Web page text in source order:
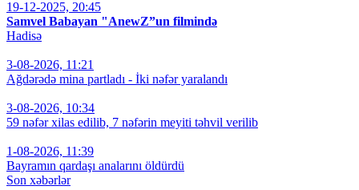
19-12-2025, 20:45
Samvel Babayan "AnewZ”un filmində
Hadisə
3-08-2026, 11:21
Ağdərədə mina partladı - İki nəfər yaralandı
3-08-2026, 10:34
59 nəfər xilas edilib, 7 nəfərin meyiti təhvil verilib
1-08-2026, 11:39
Bayramın qardaşı analarını öldürdü
Son xəbərlər